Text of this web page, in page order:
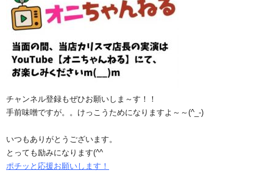
チャンネル登録もぜひお願いしま～す！！
手前味噌ですが。。けっこうためになりますよ～～(^_-)
いつもありがとうございます。
とっても励みになります(^^ゞ
ポチッと応援お願いします！